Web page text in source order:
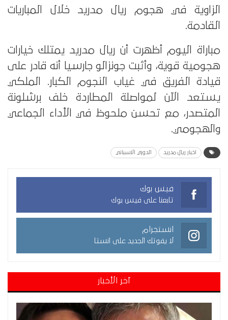
الزاوية في هجوم ريال مدريد خلال المباريات
القادمة.
مباراة اليوم أظهرت أن ريال مدريد يمتلك خيارات
هجومية قوية، وأثبت جونزالو جارسيا أنه قادر على
قيادة الفريق في غياب النجوم الكبار. الملكي
يستعد الآن لمواصلة المطاردة خلف برشلونة
المتصدر، مع تحسن ملحوظ في الأداء الجماعي
والهجومي.
اخبار ريال مدريد الدوري الاسباني
فيس بوك
تابعنا على فيس بوك
انستجرام
لا يفوتك الجديد على انستا
آخر الأخبار